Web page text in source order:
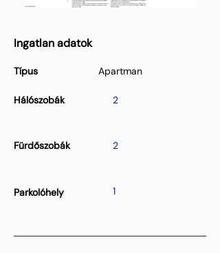
Ingatlan adatok
Típus
Hálószobák
Apartman
2
Fürdőszobák 2
Parkolóhely 1